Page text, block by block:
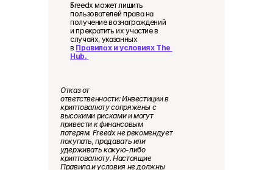
Freedx может лишить
пользователей права на
получение вознаграждений
и прекратить их участие в
случаях, указанных
в Правилах и условиях The
Hub.
Отказ от
ответственности: Инвестиции в
криптовалюту сопряжены с
высокими рисками и могут
привести к финансовым
потерям. Freedx не рекомендует
покупать, продавать или
удерживать какую-либо
криптовалюту. Настоящие
Правила и условия не должны